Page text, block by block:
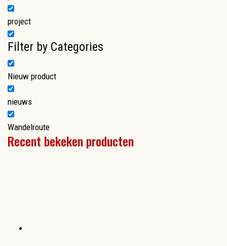
project
Filter by Categories
Nieuw product
nieuws
Wandelroute
Recent bekeken producten